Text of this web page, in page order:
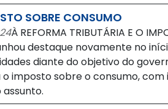
SOBRE CONSUMO
À REFORMA TRIBUTÁRIA E O
destaque novamente no
diante do objetivo do
imposto sobre o consumo,